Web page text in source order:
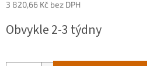
3 820,66 Kč bez DPH
cena:
Obvykle 2-3 týdny